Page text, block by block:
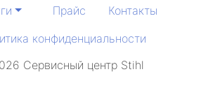
Прайс
Контакты
конфиденциальности
Сервисный центр Stihl